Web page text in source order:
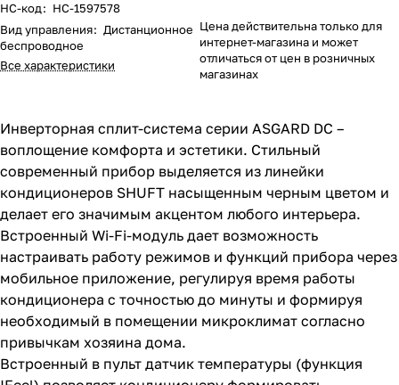
НС-код: НС-1597578
Вид управления: Дистанционное
беспроводное
Все характеристики
Цена действительна только для
интернет-магазина и может
отличаться от цен в розничных
магазинах
Инверторная сплит-система серии ASGARD DC –
воплощение комфорта и эстетики. Стильный
современный прибор выделяется из линейки
кондиционеров SHUFT насыщенным черным цветом и
делает его значимым акцентом любого интерьера.
Встроенный Wi-Fi-модуль дает возможность
настраивать работу режимов и функций прибора через
мобильное приложение, регулируя время работы
кондиционера с точностью до минуты и формируя
необходимый в помещении микроклимат согласно
привычкам хозяина дома.
Встроенный в пульт датчик температуры (функция